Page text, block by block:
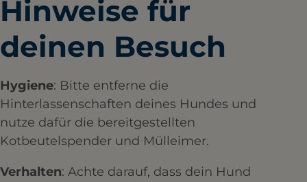
Hinweise für
deinen Besuch
Hygiene: Bitte entferne die
Hinterlassenschaften deines Hundes und
nutze dafür die bereitgestellten
Kotbeutelspender und Mülleimer.​
Verhalten: Achte darauf, dass dein Hund